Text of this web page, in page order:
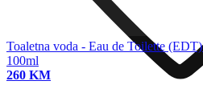
Toaletna voda - Eau de Toilette (EDT)
100ml
260 KM